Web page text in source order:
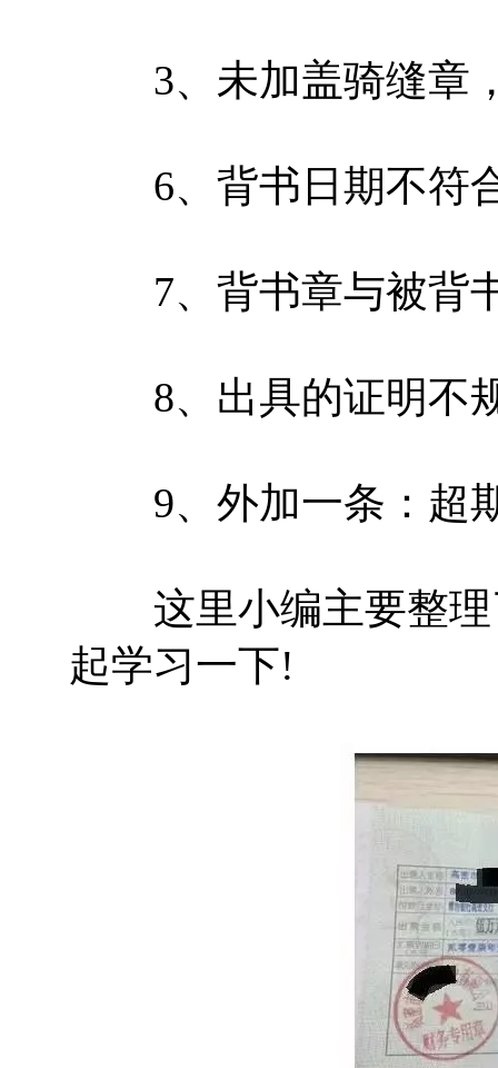
3、未加盖骑缝章
6、背书日期不符合
7、背书章与被背
8、出具的证明不
9、外加一条：超
这里小编主要整理
起学习一下!